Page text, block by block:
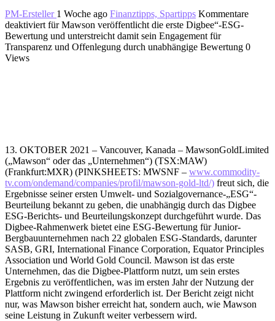
PM-Ersteller 1 Woche ago Finanztipps, Spartipps Kommentare
deaktiviert für Mawson veröffentlicht die erste Digbee“-ESG-
Bewertung und unterstreicht damit sein Engagement für
Transparenz und Offenlegung durch unabhängige Bewertung 0
Views
13. OKTOBER 2021 – Vancouver, Kanada – MawsonGoldLimited
(„Mawson“ oder das „Unternehmen“) (TSX:MAW)
(Frankfurt:MXR) (PINKSHEETS: MWSNF – www.commodity-
tv.com/ondemand/companies/profil/mawson-gold-ltd/) freut sich, die
Ergebnisse seiner ersten Umwelt- und Sozialgovernance-„ESG“-
Beurteilung bekannt zu geben, die unabhängig durch das Digbee
ESG-Berichts- und Beurteilungskonzept durchgeführt wurde. Das
Digbee-Rahmenwerk bietet eine ESG-Bewertung für Junior-
Bergbauunternehmen nach 22 globalen ESG-Standards, darunter
SASB, GRI, International Finance Corporation, Equator Principles
Association und World Gold Council. Mawson ist das erste
Unternehmen, das die Digbee-Plattform nutzt, um sein erstes
Ergebnis zu veröffentlichen, was im ersten Jahr der Nutzung der
Plattform nicht zwingend erforderlich ist. Der Bericht zeigt nicht
nur, was Mawson bisher erreicht hat, sondern auch, wie Mawson
seine Leistung in Zukunft weiter verbessern wird.